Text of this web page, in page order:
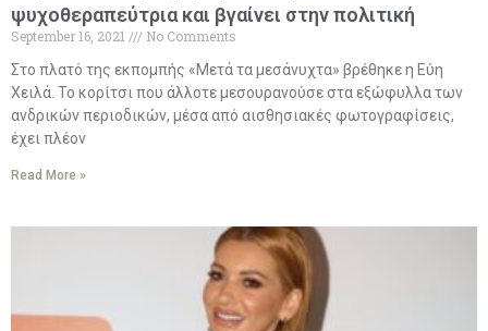
ψυχοθεραπεύτρια και βγαίνει στην πολιτική
September 16, 2021
No Comments
Στο πλατό της εκπομπής «Μετά τα μεσάνυχτα» βρέθηκε η Εύη
Χειλά. Το κορίτσι που άλλοτε μεσουρανούσε στα εξώφυλλα των
ανδρικών περιοδικών, μέσα από αισθησιακές φωτογραφίσεις,
έχει πλέον
Read More »